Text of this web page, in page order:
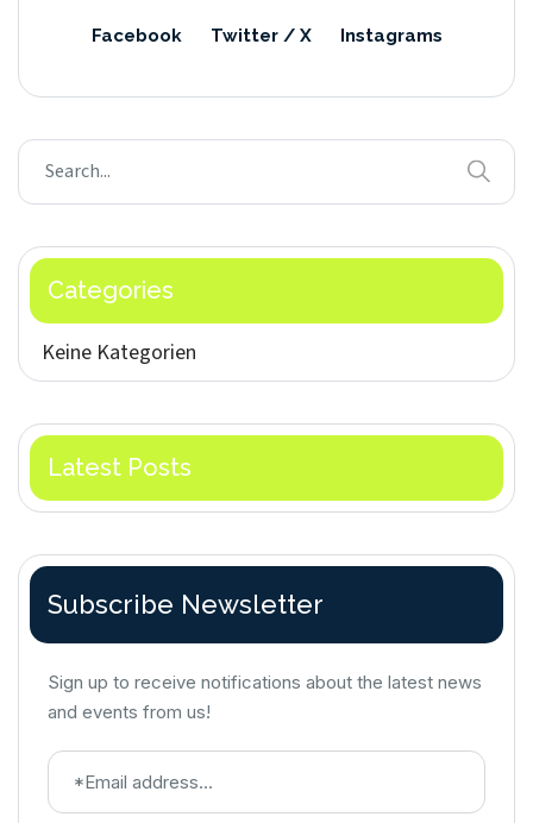
Facebook Twitter / X Instagrams
Categories
Keine Kategorien
Latest Posts
Subscribe Newsletter
Sign up to receive notifications about the latest news
and events from us!